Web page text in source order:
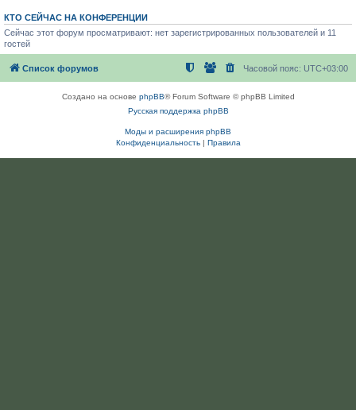
КТО СЕЙЧАС НА КОНФЕРЕНЦИИ
Сейчас этот форум просматривают: нет зарегистрированных пользователей и 11
гостей
Список форумов Часовой пояс: UTC+03:00
Создано на основе phpBB® Forum Software © phpBB Limited
Русская поддержка phpBB
Моды и расширения phpBB
Конфиденциальность| Правила